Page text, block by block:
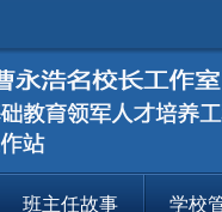
班主任故事 学校